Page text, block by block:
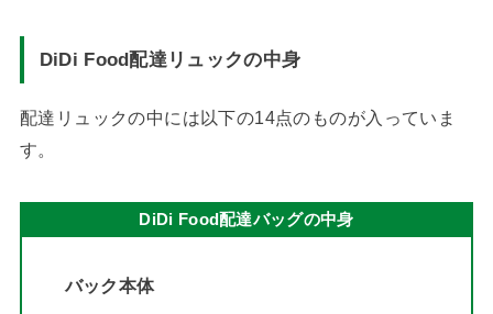
DiDi Food配達リュックの中身
配達リュックの中には以下の14点のものが入っていま
す。
DiDi Food配達バッグの中身
バック本体